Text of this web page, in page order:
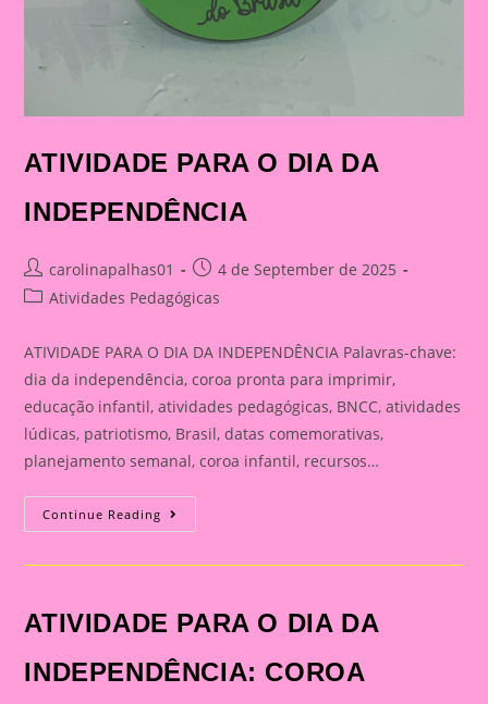
ATIVIDADE PARA O DIA DA
INDEPENDÊNCIA
Post
author:
carolinapalhas01
Post
published:
4 de September de 2025
PostAtividades Pedagógicas
ATIVIDADE PARA O DIA DA INDEPENDÊNCIA Palavras-chave:
dia da independência, coroa pronta para imprimir,
educação infantil, atividades pedagógicas, BNCC, atividades
lúdicas, patriotismo, Brasil, datas comemorativas,
planejamento semanal, coroa infantil, recursos…
Continue Reading ATIVIDADE
PARA
DIA
ATIVIDADE PARA O DIA DA
INDEPENDÊNCIA: COROA